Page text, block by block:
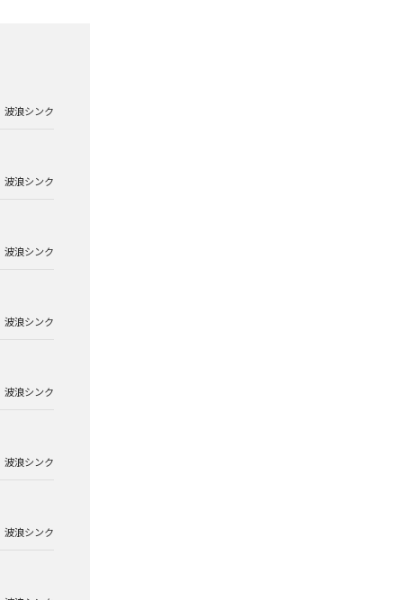
波浪シンク
波浪シンク
波浪シンク
波浪シンク
波浪シンク
波浪シンク
波浪シンク